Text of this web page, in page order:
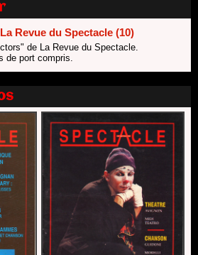
Grandes Formes Théâtre 2026
Garraud et Olivier Saccomano à la
- CDN
d'espaces : les lauréats 2026
Revue du Spectacle (10)
de La Revue du Spectacle.
de port compris.